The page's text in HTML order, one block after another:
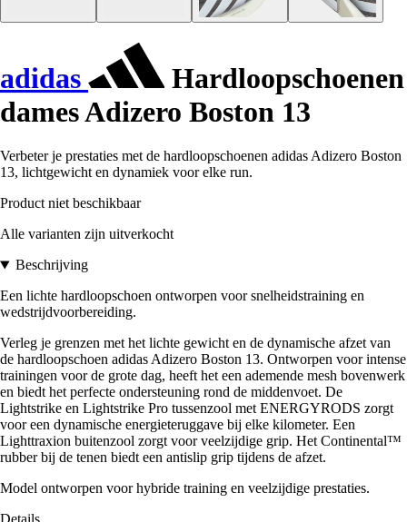
adidas
Hardloopschoenen
dames Adizero Boston 13
Verbeter je prestaties met de hardloopschoenen adidas Adizero Boston
13, lichtgewicht en dynamiek voor elke run.
Product niet beschikbaar
Alle varianten zijn uitverkocht
Beschrijving
Een lichte hardloopschoen ontworpen voor snelheidstraining en
wedstrijdvoorbereiding.
Verleg je grenzen met het lichte gewicht en de dynamische afzet van
de hardloopschoen adidas Adizero Boston 13. Ontworpen voor intense
trainingen voor de grote dag, heeft het een ademende mesh bovenwerk
en biedt het perfecte ondersteuning rond de middenvoet. De
Lightstrike en Lightstrike Pro tussenzool met ENERGYRODS zorgt
voor een dynamische energieteruggave bij elke kilometer. Een
Lighttraxion buitenzool zorgt voor veelzijdige grip. Het Continental™
rubber bij de tenen biedt een antislip grip tijdens de afzet.
Model ontworpen voor hybride training en veelzijdige prestaties.